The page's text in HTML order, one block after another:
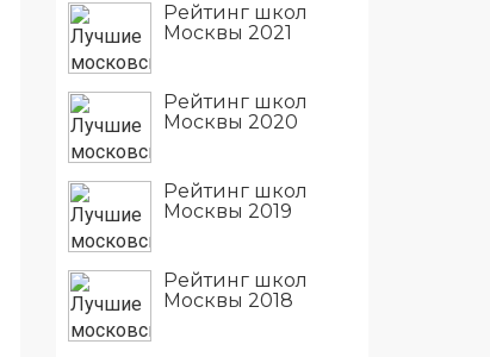
Рейтинг школ
Москвы 2021
Рейтинг школ
Москвы 2020
Рейтинг школ
Москвы 2019
Рейтинг школ
Москвы 2018